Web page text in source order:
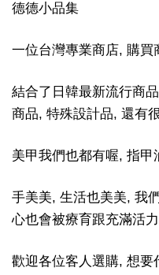
德德小品集
一位台灣專業商店, 購買
結合了日韓最新流行商
商品, 特殊設計品, 還有
美甲我們也都有喔, 指
手美美, 生活也美美, 我
心也會被療育跟充滿活力
歡迎各位客人選購, 想